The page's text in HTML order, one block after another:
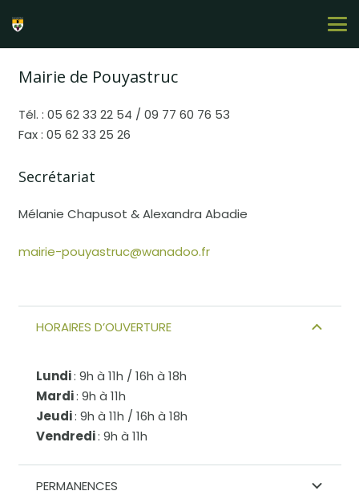
Mairie de Pouyastruc
Tél. : 05 62 33 22 54 / 09 77 60 76 53
Fax : 05 62 33 25 26
Secrétariat
Mélanie Chapusot & Alexandra Abadie
mairie-pouyastruc@wanadoo.fr
HORAIRES D’OUVERTURE
Lundi: 9h à 11h / 16h à 18h
Mardi: 9h à 11h
Jeudi: 9h à 11h / 16h à 18h
Vendredi: 9h à 11h
PERMANENCES